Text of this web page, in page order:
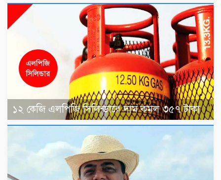
১২ কেজি এলপিজি সিলিন্ডারে দাম কমল ৩৫৭ টাকা